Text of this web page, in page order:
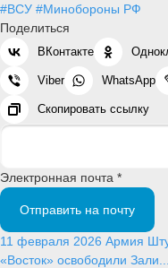
#ВСУ #Минобороны РФ
Поделиться
ВКонтакте
Viber WhatsApp
Скопировать ссылку
Электронная почта *
Отправить на почту
11 февраля 2026 Армия
«Восток» освободили Зали...